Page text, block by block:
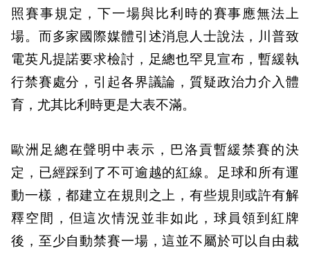
照賽事規定，下一場與比利時的賽事應無法上
場。而多家國際媒體引述消息人士說法，川普致
電英凡提諾要求檢討，足總也罕見宣布，暫緩執
行禁賽處分，引起各界議論，質疑政治力介入體
育，尤其比利時更是大表不滿。
歐洲足總在聲明中表示，巴洛貢暫緩禁賽的決
定，已經踩到了不可逾越的紅線。足球和所有運
動一樣，都建立在規則之上，有些規則或許有解
釋空間，但這次情況並非如此，球員領到紅牌
後，至少自動禁賽一場，這並不屬於可以自由裁